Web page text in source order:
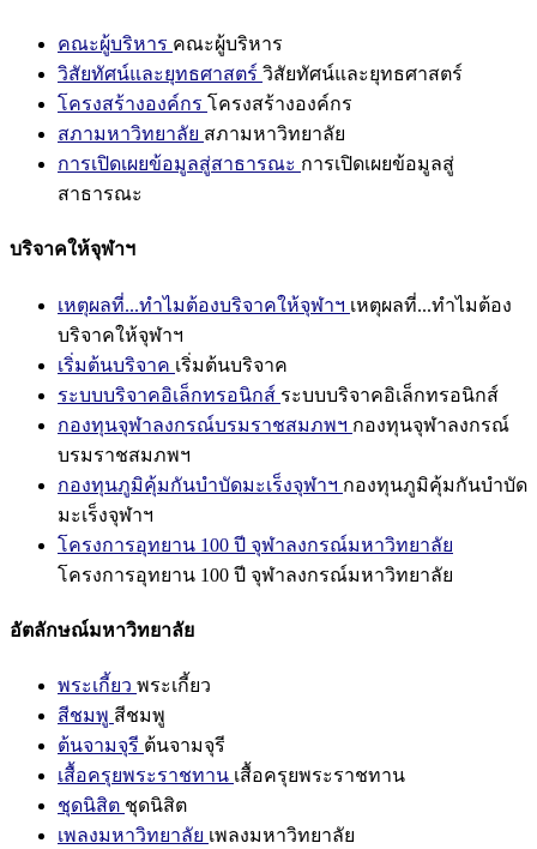
คณะผู้บริหาร คณะผู้บริหาร
วิสัยทัศน์และยุทธศาสตร์ วิสัยทัศน์และยุทธศาสตร์
โครงสร้างองค์กร โครงสร้างองค์กร
สภามหาวิทยาลัย สภามหาวิทยาลัย
การเปิดเผยข้อมูลสู่สาธารณะ การเปิดเผยข้อมูลสู่
สาธารณะ
บริจาคให้จุฬาฯ
เหตุผลที่...ทำไมต้องบริจาคให้จุฬาฯ เหตุผลที่...ทำไมต้อง
บริจาคให้จุฬาฯ
เริ่มต้นบริจาค เริ่มต้นบริจาค
ระบบบริจาคอิเล็กทรอนิกส์ ระบบบริจาคอิเล็กทรอนิกส์
กองทุนจุฬาลงกรณ์บรมราชสมภพฯ กองทุนจุฬาลงกรณ์
บรมราชสมภพฯ
กองทุนภูมิคุ้มกันบำบัดมะเร็งจุฬาฯ กองทุนภูมิคุ้มกันบำบัด
มะเร็งจุฬาฯ
โครงการอุทยาน 100 ปี จุฬาลงกรณ์มหาวิทยาลัย
โครงการอุทยาน 100 ปี จุฬาลงกรณ์มหาวิทยาลัย
อัตลักษณ์มหาวิทยาลัย
พระเกี้ยว พระเกี้ยว
สีชมพู สีชมพู
ต้นจามจุรี ต้นจามจุรี
เสื้อครุยพระราชทาน เสื้อครุยพระราชทาน
ชุดนิสิต ชุดนิสิต
เพลงมหาวิทยาลัย เพลงมหาวิทยาลัย